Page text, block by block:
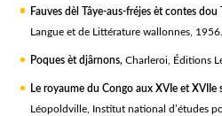
Fauves dèl Tâye-aus-fréjes èt contes dou
Langue et de Littérature wallonnes, 1956.
Poques èt djârnons, Charleroi, Éditions
Le royaume du Congo aux XVIe et XVIIe
Léopoldville, Institut national d’études